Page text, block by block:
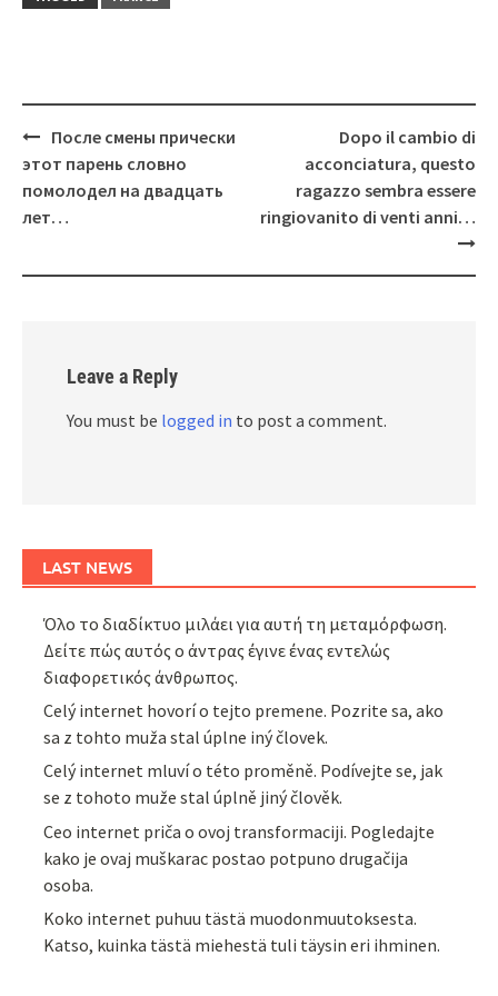
Post
navigation
После смены прически
этот парень словно
помолодел на двадцать
лет…
Dopo il cambio di
acconciatura, questo
ragazzo sembra essere
ringiovanito di venti anni…
Leave a Reply
You must be logged in to post a comment.
LAST NEWS
Όλο το διαδίκτυο μιλάει για αυτή τη μεταμόρφωση.
Δείτε πώς αυτός ο άντρας έγινε ένας εντελώς
διαφορετικός άνθρωπος.
Celý internet hovorí o tejto premene. Pozrite sa, ako
sa z tohto muža stal úplne iný človek.
Celý internet mluví o této proměně. Podívejte se, jak
se z tohoto muže stal úplně jiný člověk.
Ceo internet priča o ovoj transformaciji. Pogledajte
kako je ovaj muškarac postao potpuno drugačija
osoba.
Koko internet puhuu tästä muodonmuutoksesta.
Katso, kuinka tästä miehestä tuli täysin eri ihminen.